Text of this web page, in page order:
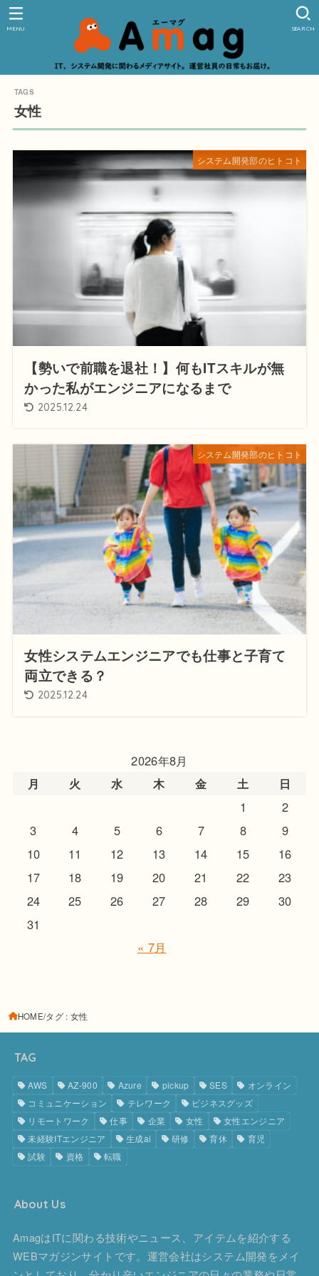
SEARCH
MENU
女性
システム開発部のヒトコト
【勢いで前職を退社！】何もITスキルが無
かった私がエンジニアになるまで
2025.12.24
システム開発部のヒトコト
女性システムエンジニアでも仕事と子育て
両立できる？
2025.12.24
2026年8月
月
火 水 木 金 土
日
1
2
3
4 5 6 7 8
9
10
11 12 13 14 15
16
17
18 19 20 21 22
23
24
25 26 27 28 29
30
31
« 7月
HOME タグ : 女性
TAG
AWS AZ-900 Azure pickup SES
オンライン
コミュニケーション
テレワーク
ビジネスグッズ
リモートワーク
仕事 企業 女性
女性エンジニア
未経験ITエンジニア
生成ai 研修 育休
育児
試験
資格 転職
About Us
AmagはITに関わる技術やニュース、アイテムを紹介する
WEBマガジンサイトです。運営会社はシステム開発をメイ